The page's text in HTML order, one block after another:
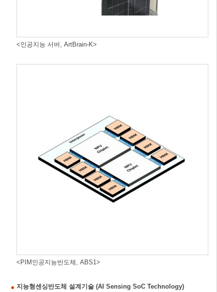
<인공지능 서버, ArtBrain-K>
<PIM인공지능반도체, ABS1>
지능형센싱반도체 설계기술 (AI Sensing SoC Technology)